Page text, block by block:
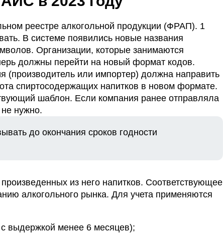
реестре алкогольной продукции (ФРАП). 1
В системе появились новые названия
Организации, которые занимаются
должны перейти на новый формат кодов.
или импортер) должна направить
спиртосодержащих напитков в новом формате.
шаблон. Если компания ранее отправляла
не нужно.
до окончания сроков годности
из него напитков. Соответствующее
алкогольного рынка. Для учета применяются
выдержкой менее 6 месяцев);